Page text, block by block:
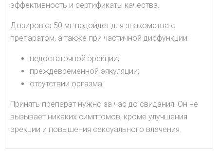
эффективность и сертификаты качества.
Дозировка 50 мг подойдет для знакомства с
препаратом, а также при частичной дисфункции:
недостаточной эрекции;
преждевременной эякуляции;
отсутствии оргазма.
Принять препарат нужно за час до свидания. Он не
вызывает никаких симптомов, кроме улучшения
эрекции и повышения сексуального влечения.